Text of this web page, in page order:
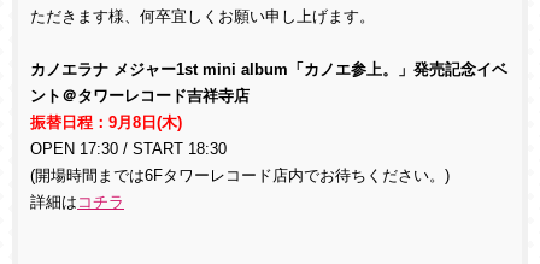
ただきます様、何卒宜しくお願い申し上げます。
カノエラナ メジャー1st mini album「カノエ参上。」発売記念イベ
ント＠タワーレコード吉祥寺店
振替日程：9月8日(木)
OPEN 17:30 / START 18:30
(開場時間までは6Fタワーレコード店内でお待ちください。)
詳細は コチラ